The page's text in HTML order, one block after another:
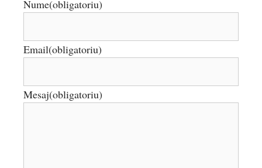
Nume(obligatoriu)
Email(obligatoriu)
Mesaj(obligatoriu)